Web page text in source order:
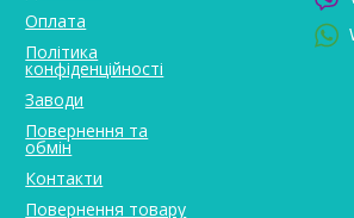
Оплата
Політика
конфіденційності
Заводи
Повернення та
обмін
Контакти
Повернення товару